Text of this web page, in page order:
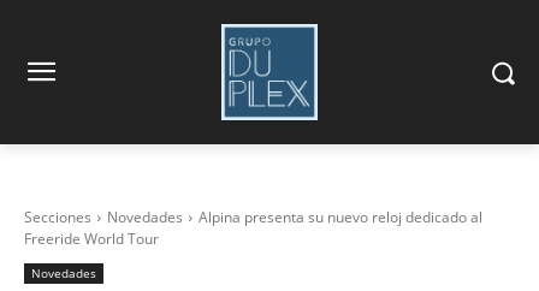
Secciones Novedades
Alpina presenta su nuevo reloj dedicado al
Freeride World Tour
Novedades